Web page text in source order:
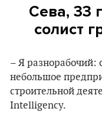
Сева, 33
солист
– Я разнорабочий:
небольшое
строительной
Intelligency.